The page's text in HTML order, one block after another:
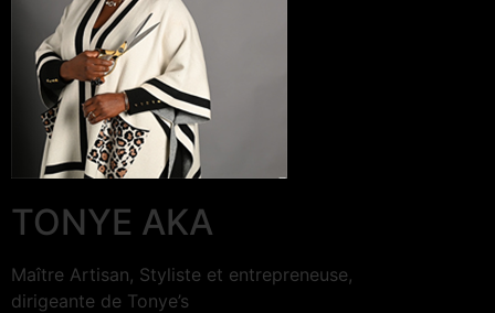
TONYE AKA
Maître Artisan, Styliste et entrepreneuse,
dirigeante de Tonye’s